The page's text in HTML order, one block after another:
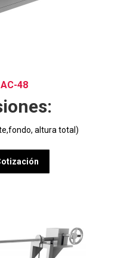
48
altura total)